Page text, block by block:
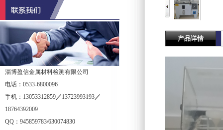
产品详情
淄博盈信金属材料检测有限公司
电话：0533-6800096
手机：13053312859／13723993193／
18764392009
QQ：945859783/630074830